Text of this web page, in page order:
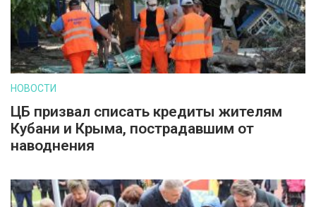
НОВОСТИ
ЦБ призвал списать кредиты жителям
Кубани и Крыма, пострадавшим от
наводнения